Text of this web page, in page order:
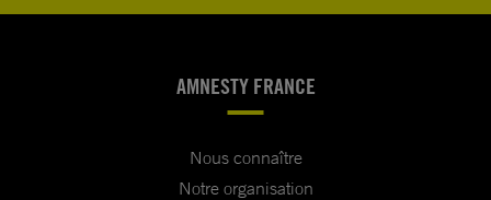
AMNESTY FRANCE
Nous connaître
Notre organisation